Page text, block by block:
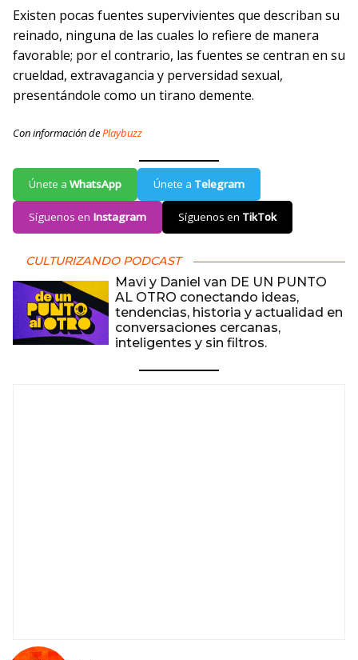
Existen pocas fuentes supervivientes que describan su
reinado, ninguna de las cuales lo refiere de manera
favorable; por el contrario, las fuentes se centran en su
crueldad, extravagancia y perversidad sexual,
presentándole como un tirano demente.
Con información dePlaybuzz
Únete a WhatsApp Únete a Telegram
Síguenos en Instagram Síguenos en TikTok
CULTURIZANDO PODCAST
Mavi y Daniel van DE UN PUNTO
AL OTRO conectando ideas,
tendencias, historia y actualidad en
conversaciones cercanas,
inteligentes y sin filtros.